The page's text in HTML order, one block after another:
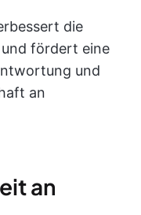
die
fördert eine
und
an
an